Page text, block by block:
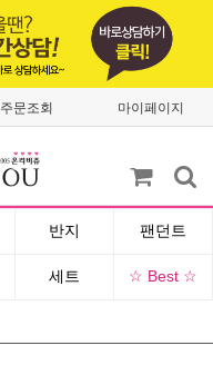
주문조회 마이페이지
반지 팬던트
세트 ☆ Best ☆